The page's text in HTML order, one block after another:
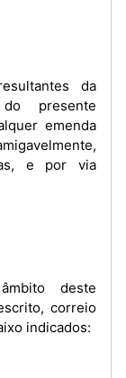
da
presente
emenda
e por via
deste
correio
indicados: